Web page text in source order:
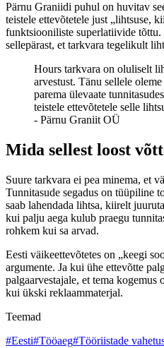
Pärnu Graniidi puhul on huvitav
teistele ettevõtetele just „lihtsuse,
funktsiooniliste superlatiivide
sellepärast, et tarkvara tegelikult
Hours tarkvara on oluliselt
arvestust. Tänu sellele oleme
parema ülevaate
teistele ettevõtetele selle
- Pärnu Graniit OÜ
Mida sellest loost
Suure tarkvara ei pea minema, et
Tunnitasude segadus on tüüpiline
saab lahendada lihtsa, kiirelt
kui palju aega kulub praegu
rohkem kui sa arvad.
Eesti väikeettevõtetes on „keegi
argumente. Ja kui ühe ettevõtte
palgaarvestajale, et tema kogemus
kui ükski reklaammaterjal.
Teemad
#Eesti#Tööaeg#Tööriistade